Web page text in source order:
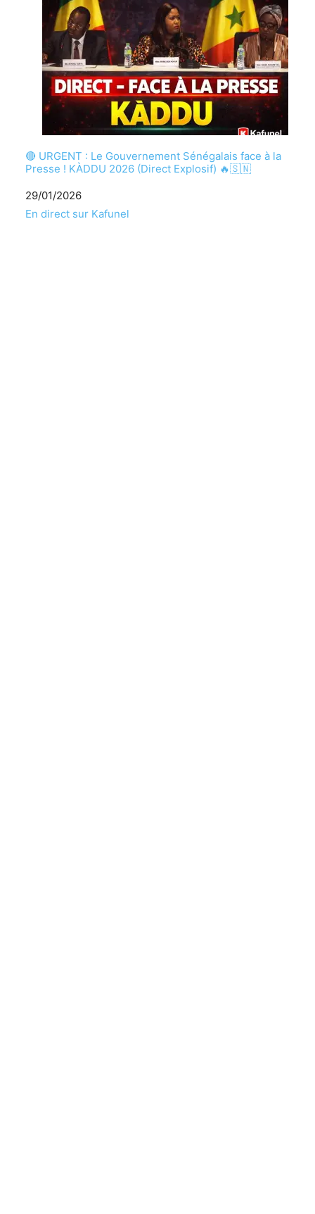
🔴 URGENT : Le Gouvernement Sénégalais face à la
Presse ! KÀDDU 2026 (Direct Explosif) 🔥🇸🇳
Date
29/01/2026
Par rapport à
En direct sur Kafunel